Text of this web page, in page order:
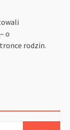
o
rodzin.